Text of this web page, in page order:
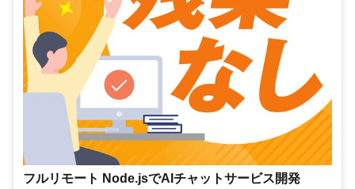
フルリモート Node.jsでAIチャットサービス開発